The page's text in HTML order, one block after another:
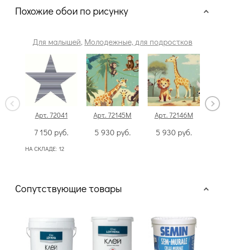
Похожие обои по рисунку
Для малышей, Молодежные, для подростков
Арт. 72041
7 150 руб.
НА СКЛАДЕ: 12
Арт. 72145M
5 930 руб.
Арт. 72146M
5 930 руб.
Сопутствующие товары